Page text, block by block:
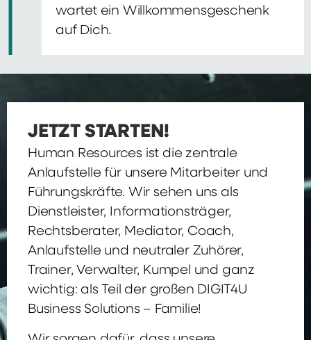
wartet ein Willkommensgeschenk
auf Dich.
JETZT STARTEN!
Human Resources ist die zentrale
Anlaufstelle für unsere Mitarbeiter und
Führungskräfte. Wir sehen uns als
Dienstleister, Informationsträger,
Rechtsberater, Mediator, Coach,
Anlaufstelle und neutraler Zuhörer,
Trainer, Verwalter, Kumpel und ganz
wichtig: als Teil der großen DIGIT4U
Business Solutions – Familie!